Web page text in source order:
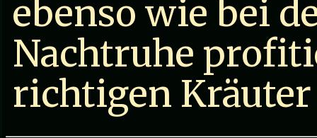
ebenso wie bei
Nachtruhe
richtigen